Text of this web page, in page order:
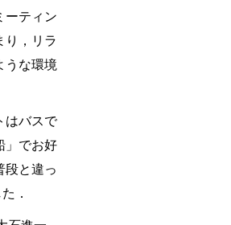
ーティン
り，リラ
うな環境
はバスで
」でお好
段と違っ
．